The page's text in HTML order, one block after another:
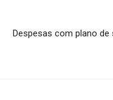
Despesas com plano